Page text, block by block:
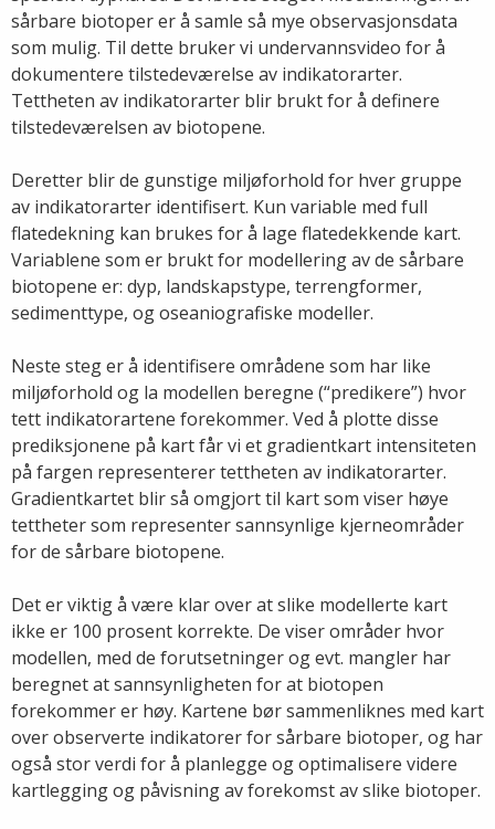
sårbare biotoper er å samle så mye observasjonsdata
som mulig. Til dette bruker vi undervannsvideo for å
dokumentere tilstedeværelse av indikatorarter.
Tettheten av indikatorarter blir brukt for å definere
tilstedeværelsen av biotopene.
Deretter blir de gunstige miljøforhold for hver gruppe
av indikatorarter identifisert. Kun variable med full
flatedekning kan brukes for å lage flatedekkende kart.
Variablene som er brukt for modellering av de sårbare
biotopene er: dyp, landskapstype, terrengformer,
sedimenttype, og oseaniografiske modeller.
Neste steg er å identifisere områdene som har like
miljøforhold og la modellen beregne (“predikere”) hvor
tett indikatorartene forekommer. Ved å plotte disse
prediksjonene på kart får vi et gradientkart intensiteten
på fargen representerer tettheten av indikatorarter.
Gradientkartet blir så omgjort til kart som viser høye
tettheter som representer sannsynlige kjerneområder
for de sårbare biotopene.
Det er viktig å være klar over at slike modellerte kart
ikke er 100 prosent korrekte. De viser områder hvor
modellen, med de forutsetninger og evt. mangler har
beregnet at sannsynligheten for at biotopen
forekommer er høy. Kartene bør sammenliknes med kart
over observerte indikatorer for sårbare biotoper, og har
også stor verdi for å planlegge og optimalisere videre
kartlegging og påvisning av forekomst av slike biotoper.